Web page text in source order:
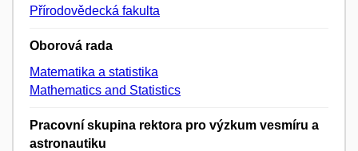
Přírodovědecká fakulta
Oborová rada
Matematika a statistika
Mathematics and Statistics
Pracovní skupina rektora pro výzkum vesmíru a
astronautiku